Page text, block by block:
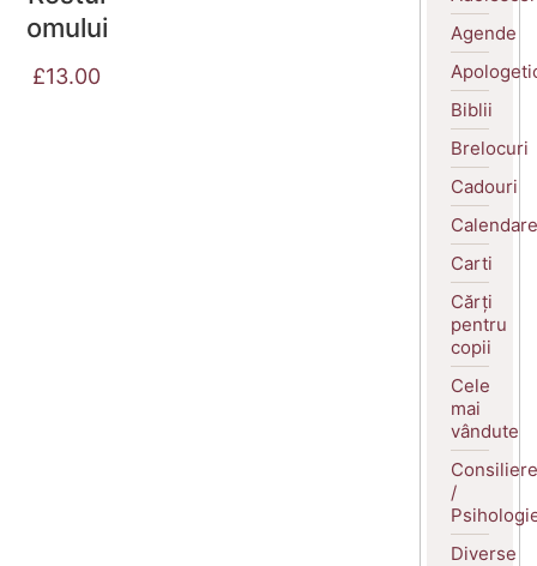
omului
£13.00
Agende
Biblii
Brelocuri
Cadouri
Calendare
Carti
Cărți
pentru
copii
Cele
mai
vândute
Consiliere
/
Diverse